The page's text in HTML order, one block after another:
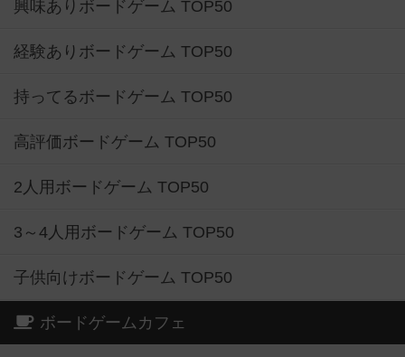
興味ありボードゲーム TOP50
経験ありボードゲーム TOP50
持ってるボードゲーム TOP50
高評価ボードゲーム TOP50
2人用ボードゲーム TOP50
3～4人用ボードゲーム TOP50
子供向けボードゲーム TOP50
ボードゲームカフェ